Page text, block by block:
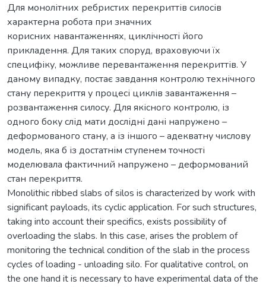
Для монолітних ребристих перекриттів силосів
характерна робота при значних
корисних навантаженнях, циклічності його
прикладення. Для таких споруд, враховуючи їх
специфіку, можливе перевантаження перекриттів. У
даному випадку, постає завдання контролю технічного
стану перекриття у процесі циклів завантаження –
розвантаження силосу. Для якісного контролю, із
одного боку слід мати дослідні дані напружено –
деформованого стану, а із іншого – адекватну числову
модель, яка б із достатнім ступенем точності
моделювала фактичний напружено – деформований
стан перекриття.
Monolithic ribbed slabs of silos is characterized by work with
significant payloads, its cyclic application. For such structures,
taking into account their specifics, exists possibility of
overloading the slabs. In this case, arises the problem of
monitoring the technical condition of the slab in the process
cycles of loading - unloading silo. For qualitative control, on
the one hand it is necessary to have experimental data of the